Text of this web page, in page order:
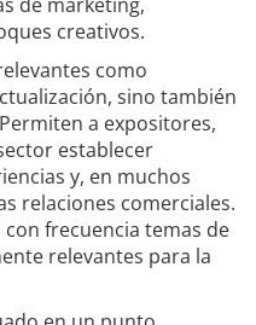
creativos.
como
sino también
a expositores,
establecer
y, en muchos
relaciones comerciales.
frecuencia temas de
relevantes para la